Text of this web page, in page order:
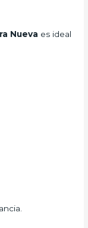
Nueva es ideal